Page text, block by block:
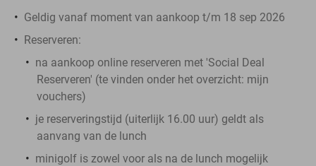
Geldig vanaf moment van aankoop t/m 18 sep 2026
Reserveren:
na aankoop online reserveren met 'Social Deal
Reserveren' (te vinden onder het overzicht: mijn
vouchers)
je reserveringstijd (uiterlijk 16.00 uur) geldt als
aanvang van de lunch
minigolf is zowel voor als na de lunch mogelijk